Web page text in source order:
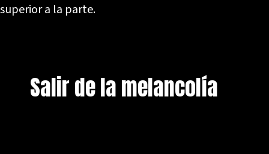
superior a la parte.
Salir de la melancolía